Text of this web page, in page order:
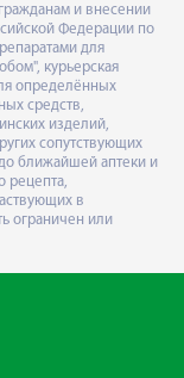
и внесении
Федерации по
для
курьерская
определённых
средств,
изделий,
сопутствующих
ближайшей аптеки и
рецепта,
в
ограничен или